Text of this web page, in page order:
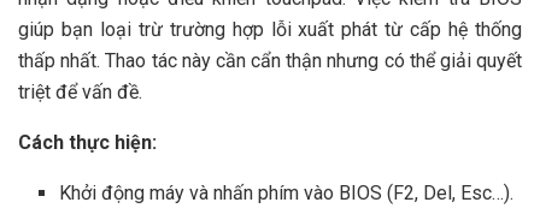
giúp bạn loại trừ trường hợp lỗi xuất phát từ cấp hệ thống
thấp nhất. Thao tác này cần cẩn thận nhưng có thể giải quyết
triệt để vấn đề.
Cách thực hiện:
Khởi động máy và nhấn phím vào BIOS (F2, Del, Esc…).